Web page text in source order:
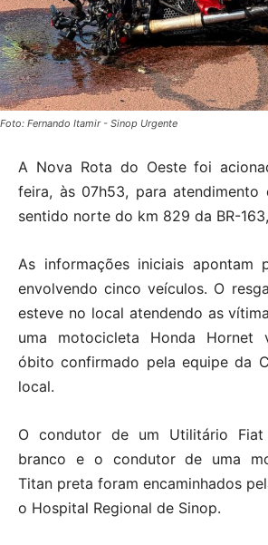
Foto: Fernando Itamir - Sinop Urgente
A Nova Rota do Oeste foi
feira, às 07h53, para atendimento
sentido norte do km 829 da BR-
As informações iniciais apontam
envolvendo cinco veículos. O
esteve no local atendendo as
uma motocicleta Honda Hornet
óbito confirmado pela equipe da
local.
O condutor de um Utilitário
branco e o condutor de uma
Titan preta foram encaminhados
o Hospital Regional de Sinop.